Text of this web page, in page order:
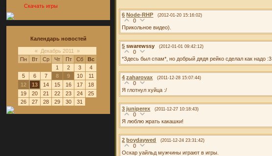
Скачать игры
Календарь новостей
« Декабрь 2011
»
Пн
Вт Ср Чт Пт Сб
Вс
1
2 3
4
5
6 7 8 9 10
11
12
13 14 15 16 17
18
19
20 21 22 23 24
25
26
27 28 29 30 31
6 Node-RHP (2012-01-20 15:16:02)
0
Прикольное видео).
5 swarewssy (2012-01-01 09:42:12)
0
*Здесь был спам*, но добрый дядя рейко сделал как надо :3
4 zaharovax (2011-12-28 15:07:44)
0
Я глотнул хуйца :/
3 juniperex (2011-12-27 10:18:43)
0
Я люблю жрать какашки!
2 boydaywed (2011-12-24 23:31:42)
0
Оскар уайльд мужчины играют в игры.